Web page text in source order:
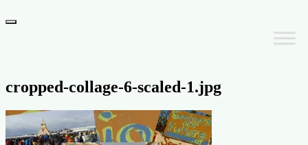
Primäres
cropped-collage-6-scaled-1.jpg